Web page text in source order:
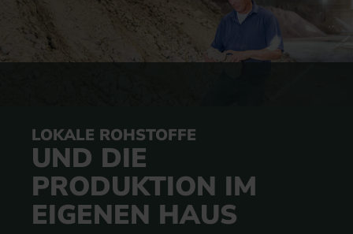
LOKALE ROHSTOFFE
UND DIE
PRODUKTION IM
EIGENEN HAUS